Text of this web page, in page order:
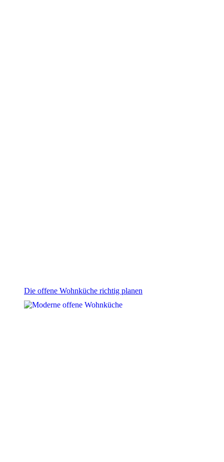
Die offene Wohnküche richtig planen